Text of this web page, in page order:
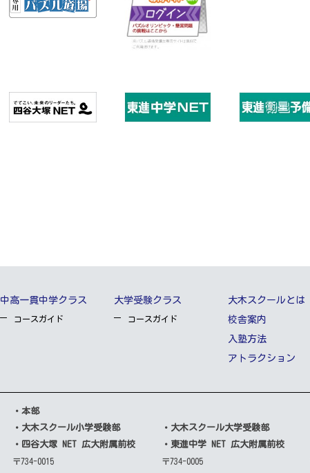
中高一貫中学クラス
コースガイド
大学受験クラス
コースガイド
大木スクールとは
校舎案内
入塾方法
アトラクション
・本部
・大木スクール小学受験部
・四谷大塚 NET 広大附属前校
〒734-0015
・大木スクール大学受験部
・東進中学 NET 広大附属前校
〒734-0005